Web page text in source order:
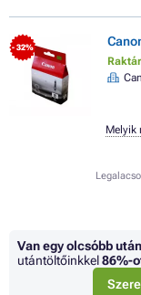
- 32%
Melyik
Van egy olcsóbb
utántöltőinkkel86%-